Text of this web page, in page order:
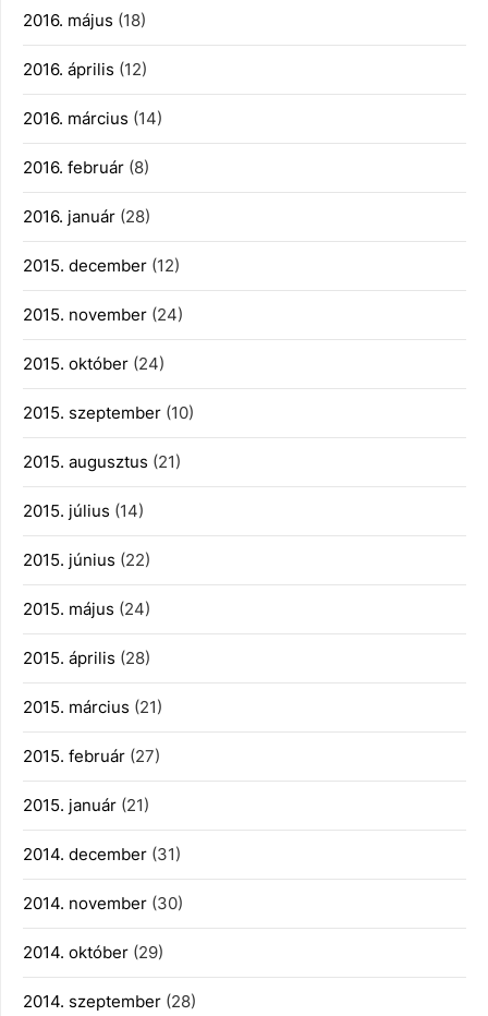
2016. május (18)
2016. április (12)
2016. március (14)
2016. február (8)
2016. január (28)
2015. december (12)
2015. november (24)
2015. október (24)
2015. szeptember (10)
2015. augusztus (21)
2015. július (14)
2015. június (22)
2015. május (24)
2015. április (28)
2015. március (21)
2015. február (27)
2015. január (21)
2014. december (31)
2014. november (30)
2014. október (29)
2014. szeptember (28)